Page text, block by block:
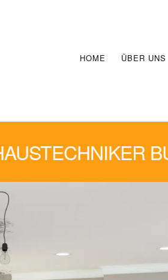
HOME ÜBER UNS